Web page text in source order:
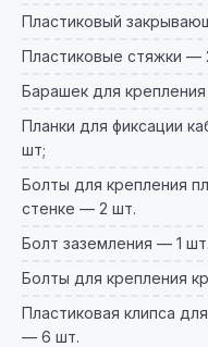
Пластиковый
Пластиковые стяжки —
Барашек для
Планки для фиксации
шт;
Болты для крепления
стенке — 2 шт.
Болт заземления — 1 шт.
Болты для крепления
Пластиковая клипса
— 6 шт.